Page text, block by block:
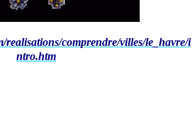
realisations/comprendre/villes/le_havre/i
ntro.htm